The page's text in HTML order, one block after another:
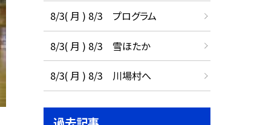
8/3( 月 ) 8/3 プログラム
8/3( 月 ) 8/3 雪ほたか
8/3( 月 ) 8/3 川場村へ